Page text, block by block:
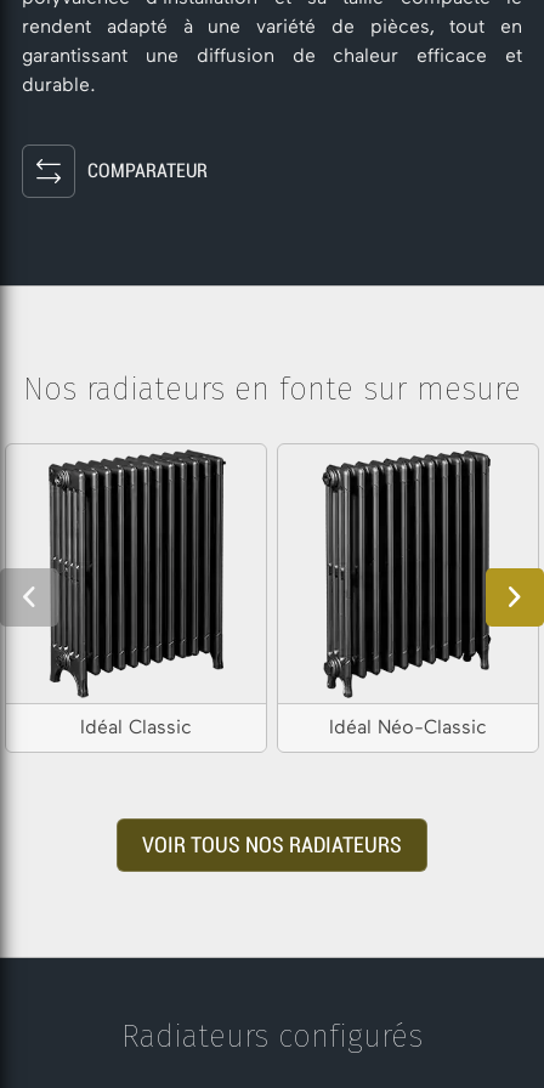
rendent adapté à une variété de pièces, tout en
garantissant une diffusion de chaleur efficace et
durable.
COMPARATEUR
Nos radiateurs en fonte sur mesure
Idéal Classic Idéal Néo-Classic
VOIR TOUS NOS RADIATEURS
Radiateurs configurés